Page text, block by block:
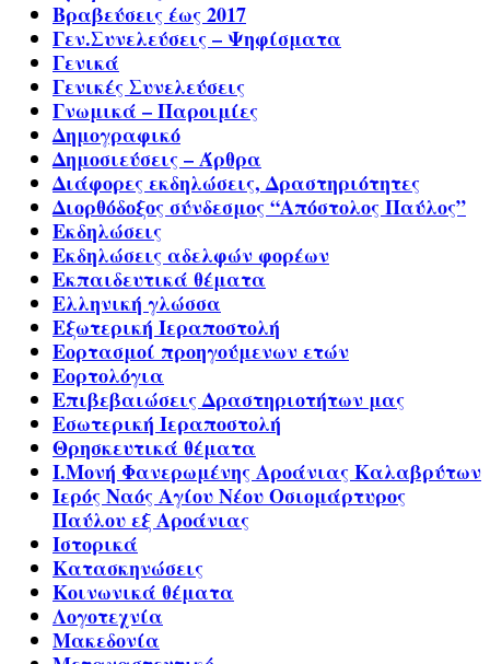
Βραβεύσεις έως 2017
Γεν.Συνελεύσεις – Ψηφίσματα
Γενικά
Γενικές Συνελεύσεις
Γνωμικά – Παροιμίες
Δημογραφικό
Δημοσιεύσεις – Άρθρα
Διάφορες εκδηλώσεις, Δραστηριότητες
Διορθόδοξος σύνδεσμος “Απόστολος Παύλος”
Εκδηλώσεις
Εκδηλώσεις αδελφών φορέων
Εκπαιδευτικά θέματα
Ελληνική γλώσσα
Εξωτερική Ιεραποστολή
Εορτασμοί προηγούμενων ετών
Εορτολόγια
Επιβεβαιώσεις Δραστηριοτήτων μας
Εσωτερική Ιεραποστολή
Θρησκευτικά θέματα
Ι.Μονή Φανερωμένης Αροάνιας Καλαβρύτων
Ιερός Ναός Αγίου Νέου Οσιομάρτυρος
Παύλου εξ Αροάνιας
Ιστορικά
Κατασκηνώσεις
Κοινωνικά θέματα
Λογοτεχνία
Μακεδονία